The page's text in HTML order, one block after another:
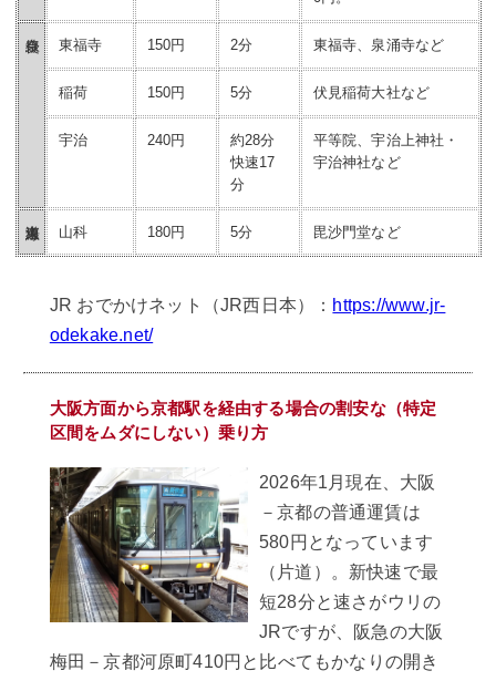
東福寺 150円 2分 東福寺、泉涌寺など
稲荷 150円 5分 伏見稲荷大社など
宇治 240円
約28分
快速17
分
平等院、宇治上神社・
宇治神社など
山科 180円 5分 毘沙門堂など
JR おでかけネット（JR西日本）： https://www.jr-
odekake.net/
大阪方面から京都駅を経由する場合の割安な（特定
区間をムダにしない）乗り方
2026年1月現在、大阪
－京都の普通運賃は
580円となっています
（片道）。新快速で最
短28分と速さがウリの
JRですが、阪急の大阪
梅田－京都河原町410円と比べてもかなりの開き